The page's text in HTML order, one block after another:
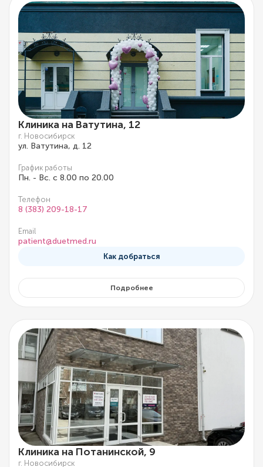
Клиника на Ватутина, 12
г. Новосибирск
ул. Ватутина, д. 12
График работы
Пн. - Вс. с 8.00 по 20.00
Телефон
8 (383) 209-18-17
Email
patient@duetmed.ru
Как добраться
Подробнее
Клиника на Потанинской, 9
г. Новосибирск